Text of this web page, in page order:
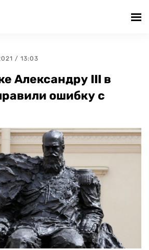
/ 13:03
Александру III в
ошибку с